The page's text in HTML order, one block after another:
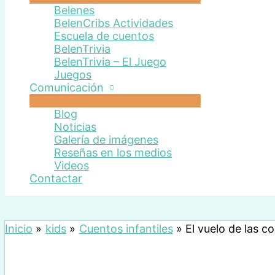
Belenes
BelenCribs Actividades
Escuela de cuentos
BelenTrivia
BelenTrivia – El Juego
Juegos
Comunicación
Blog
Noticias
Galería de imágenes
Reseñas en los medios
Videos
Contactar
Inicio kids Cuentos infantiles El vuelo de las